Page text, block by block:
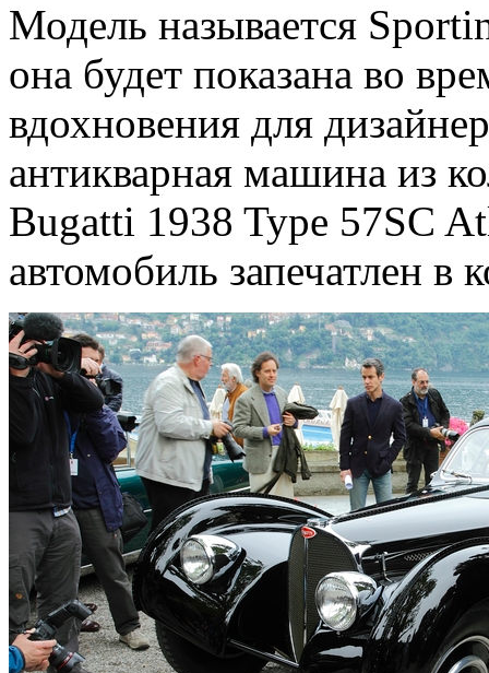
Модель называется
она будет показана во
вдохновения для
антикварная машина из
Bugatti 1938 Type 57SC
автомобиль запечатлен в